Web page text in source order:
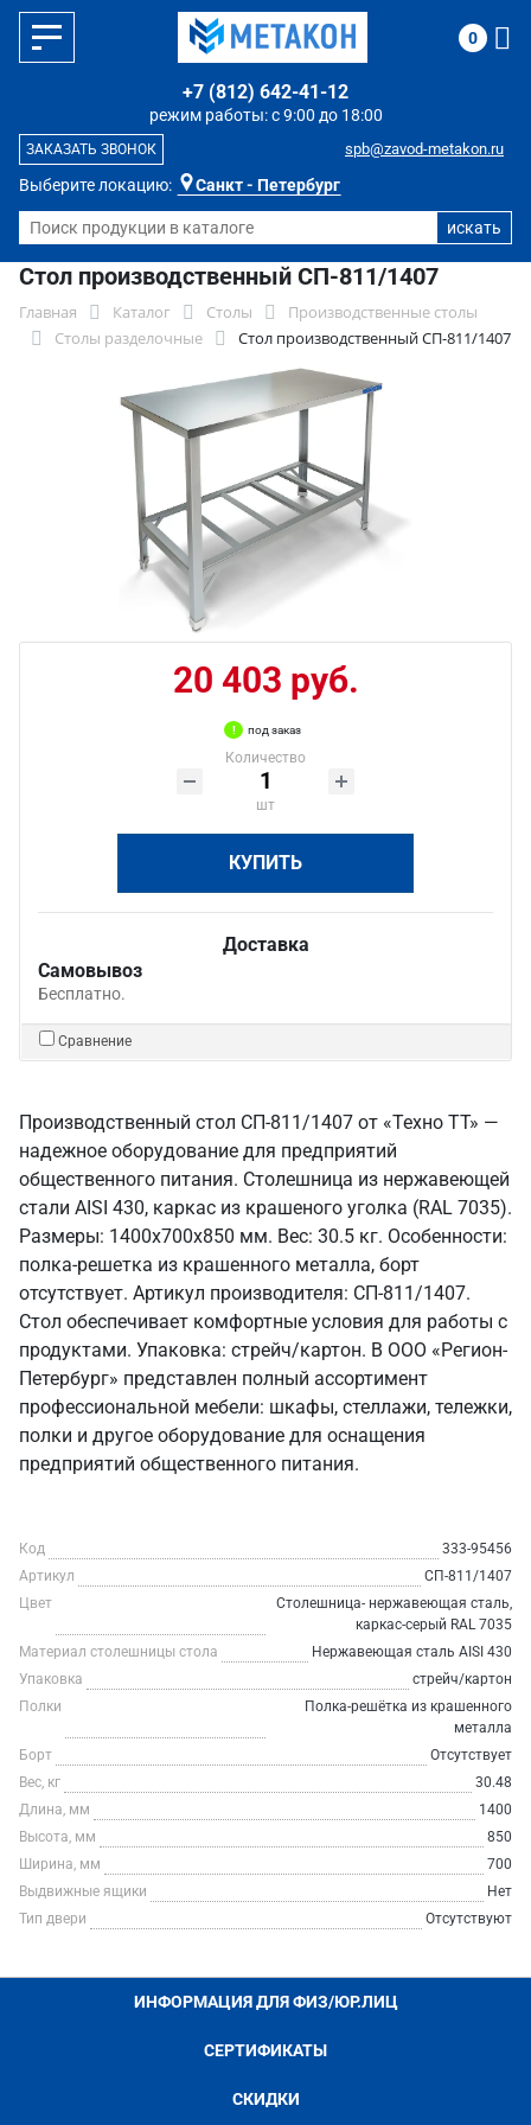
Выберите локацию: Санкт - Петербург
режим работы: с 9:00 до 18:00
+7 (812) 642-41-12
spb@zavod-metakon.ru
ЗАКАЗАТЬ ЗВОНОК
0
Стол производственный СП-811/1407
Главная Каталог Столы
Производственные столы
Столы разделочные
Стол производственный СП-811/1407
20 403 руб.
под заказ
Количество
шт
КУПИТЬ
Доставка
Самовывоз
Бесплатно.
Сравнение
Производственный стол СП-811/1407 от «Техно ТТ» —
надежное оборудование для предприятий
общественного питания. Столешница из нержавеющей
стали AISI 430, каркас из крашеного уголка (RAL 7035).
Размеры: 1400x700x850 мм. Вес: 30.5 кг. Особенности:
полка-решетка из крашенного металла, борт
отсутствует. Артикул производителя: СП-811/1407.
Стол обеспечивает комфортные условия для работы с
продуктами. Упаковка: стрейч/картон. В ООО «Регион-
Петербург» представлен полный ассортимент
профессиональной мебели: шкафы, стеллажи, тележки,
полки и другое оборудование для оснащения
предприятий общественного питания.
Код
333-95456
Артикул
СП-811/1407
Цвет
Столешница- нержавеющая сталь,
каркас-серый RAL 7035
Материал столешницы стола
Нержавеющая сталь AISI 430
Упаковка
стрейч/картон
Полки
Полка-решётка из крашенного
металла
Борт
Отсутствует
Вес, кг
30.48
Длина, мм
1400
Высота, мм
850
Ширина, мм
700
Выдвижные ящики
Нет
Тип двери
Отсутствуют
ИНФОРМАЦИЯ ДЛЯ ФИЗ/ЮР.ЛИЦ
СЕРТИФИКАТЫ
СКИДКИ